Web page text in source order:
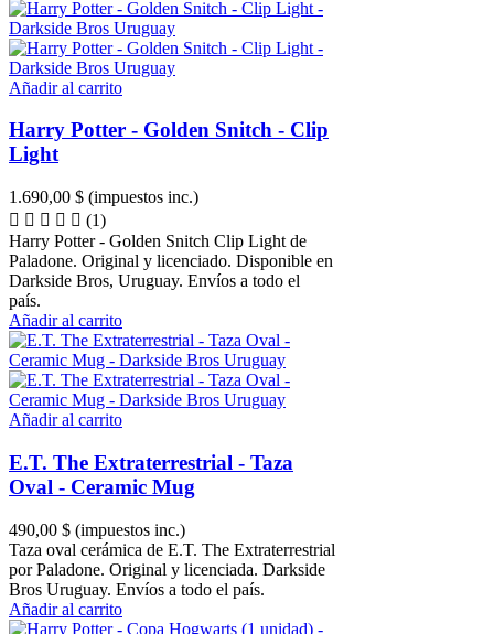
Añadir al carrito
Harry Potter - Golden Snitch - Clip
Light
1.690,00 $ (impuestos inc.)
(1)
Harry Potter - Golden Snitch Clip Light de
Paladone. Original y licenciado. Disponible en
Darkside Bros, Uruguay. Envíos a todo el
país.
Añadir al carrito
Añadir al carrito
E.T. The Extraterrestrial - Taza
Oval - Ceramic Mug
490,00 $ (impuestos inc.)
Taza oval cerámica de E.T. The Extraterrestrial
por Paladone. Original y licenciada. Darkside
Bros Uruguay. Envíos a todo el país.
Añadir al carrito